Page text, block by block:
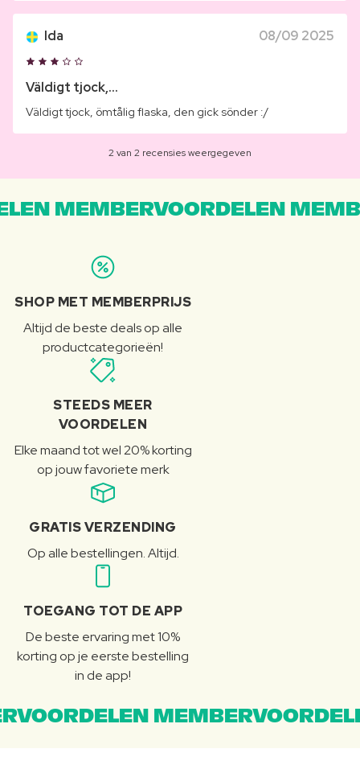
Ida 08/09 2025
Väldigt tjock,...
Väldigt tjock, ömtålig flaska, den gick sönder :/
2 van 2 recensies weergegeven
MEMBERVOORDELEN
SHOP MET MEMBERPRIJS
Altijd de beste deals op alle
productcategorieën!
STEEDS MEER
VOORDELEN
Elke maand tot wel 20% korting
op jouw favoriete merk
GRATIS VERZENDING
Op alle bestellingen. Altijd.
TOEGANG TOT DE APP
De beste ervaring met 10%
korting op je eerste bestelling
in de app!